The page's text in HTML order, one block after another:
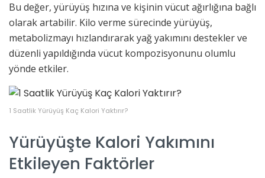
Bu değer, yürüyüş hızına ve kişinin vücut ağırlığına bağlı
olarak artabilir. Kilo verme sürecinde yürüyüş,
metabolizmayı hızlandırarak yağ yakımını destekler ve
düzenli yapıldığında vücut kompozisyonunu olumlu
yönde etkiler.
1 Saatlik Yürüyüş Kaç Kalori Yaktırır?
Yürüyüşte Kalori Yakımını
Etkileyen Faktörler